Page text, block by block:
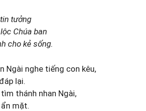
tưởng
Chúa ban
cho kẻ sống.
Ngài nghe tiếng con kêu,
lại.
thánh nhan Ngài,
mặt.